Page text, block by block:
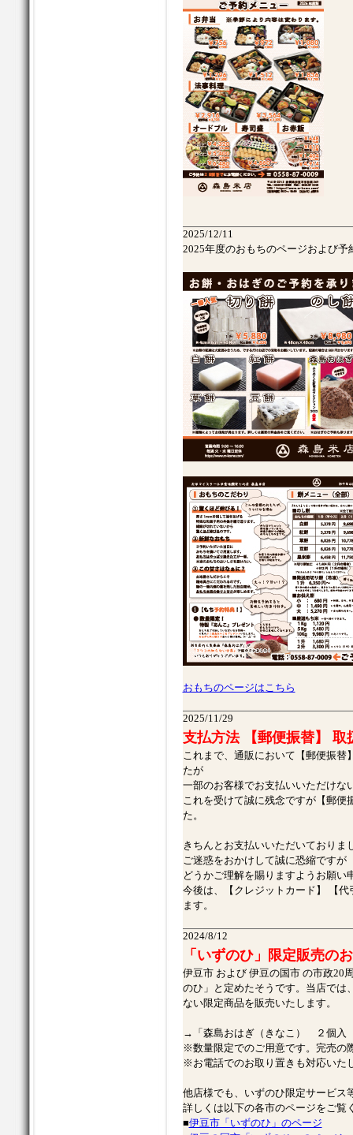
2025/12/11
2025年度のおもちのページおよび予
おもちのページはこちら
2025/11/29
支払方法 【郵便振替】 取
これまで、通販において【郵便振替
たが
一部のお客様でお支払いいただけな
これを受けて誠に残念ですが【郵便
た。
きちんとお支払いいただいておりま
ご迷惑をおかけして誠に恐縮ですが
どうかご理解を賜りますようお願い
今後は、【クレジットカード】 【
ます。
2024/8/12
「いずのひ」限定販売の
伊豆市 および 伊豆の国市 の市政20
のひ」と定めたそうです。当店では
ない限定商品を販売いたします。
→「森島おはぎ（きなこ） ２個入
※数量限定でのご用意です。完売の
※お電話でのお取り置きも対応いた
他店様でも、いずのひ限定サービス
詳しくは以下の各市のページをご覧
■伊豆市「いずのひ」のページ